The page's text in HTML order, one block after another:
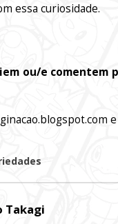
essa curiosidade.
ou/e
e
Takagi